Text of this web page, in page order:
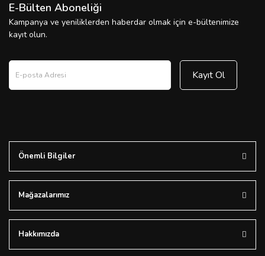
E-Bülten Aboneliği
Kampanya ve yeniliklerden haberdar olmak için e-bültenimize
kayıt olun.
Kayıt Ol
Önemli Bilgiler
Mağazalarımız
Hakkımızda